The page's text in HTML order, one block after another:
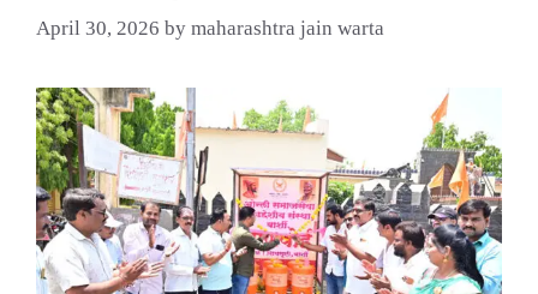
April 30, 2026 by maharashtra jain warta